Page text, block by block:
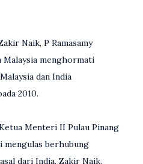
Naik, P Ramasamy
Malaysia menghormati
dan India
2010.
Menteri II Pulau Pinang
mengulas berhubung
dari India, Zakir Naik.